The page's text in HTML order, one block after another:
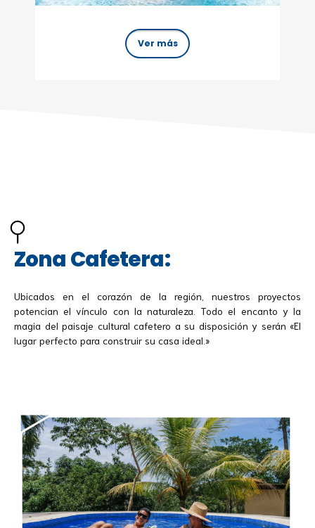
Ver más
Zona Cafetera:
Ubicados en el corazón de la región, nuestros proyectos
potencian el vínculo con la naturaleza. Todo el encanto y la
magia del paisaje cultural cafetero a su disposición y serán «El
lugar perfecto para construir su casa ideal.»